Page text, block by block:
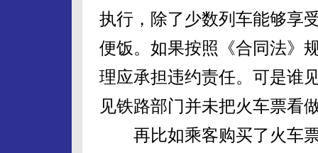
执行，除了少数列车能够享
便饭。如果按照《合同法》
理应承担违约责任。可是谁
见铁路部门并未把火车票看
再比如乘客购买了火车票